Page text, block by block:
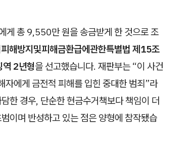
총 9,550만 원을 송금받게 한 것으로 조
해방지및피해금환급에관한특별법 제15조
역 2년형을 선고했습니다. 재판부는 “이 사건
자에게 금전적 피해를 입힌 중대한 범죄”라
한 경우, 단순한 현금수거책보다 책임이 더
이며 반성하고 있는 점은 양형에 참작됐습